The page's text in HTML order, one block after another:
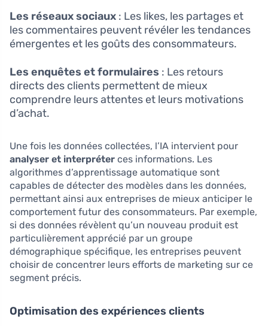
Les réseaux sociaux : Les likes, les partages et
les commentaires peuvent révéler les tendances
émergentes et les goûts des consommateurs.
Les enquêtes et formulaires : Les retours
directs des clients permettent de mieux
comprendre leurs attentes et leurs motivations
d’achat.
Une fois les données collectées, l’IA intervient pour
analyser et interpréter ces informations. Les
algorithmes d’apprentissage automatique sont
capables de détecter des modèles dans les données,
permettant ainsi aux entreprises de mieux anticiper le
comportement futur des consommateurs. Par exemple,
si des données révèlent qu’un nouveau produit est
particulièrement apprécié par un groupe
démographique spécifique, les entreprises peuvent
choisir de concentrer leurs efforts de marketing sur ce
segment précis.
Optimisation des expériences clients